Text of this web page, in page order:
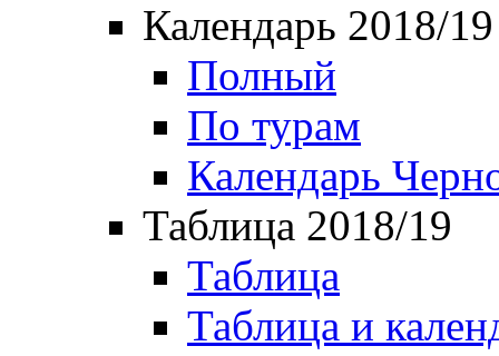
Календарь 2018/19
Полный
По турам
Календарь
Таблица 2018/19
Таблица
Таблица и